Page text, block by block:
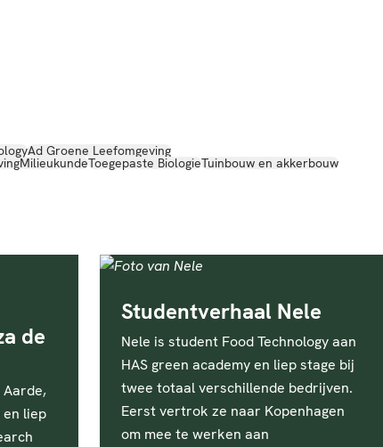
Ad Groene Leefomgeving
MilieukundeToegepaste BiologieTuinbouw en akkerbouw
de
liep
Studentverhaal Nele
Nele is student Food Technology aan
HAS green academy en liep stage bij
twee totaal verschillende bedrijven.
Eerst vertrok ze naar Kopenhagen
om mee te werken aan